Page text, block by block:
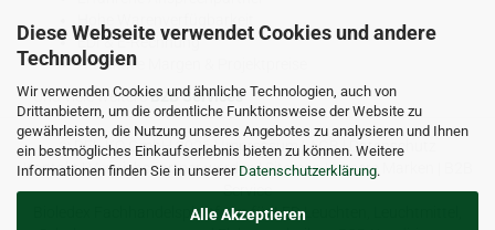
Diese Webseite verwendet Cookies und andere
Technologien
Wir verwenden Cookies und ähnliche Technologien, auch von
Drittanbietern, um die ordentliche Funktionsweise der Website zu
gewährleisten, die Nutzung unseres Angebotes zu analysieren und Ihnen
ein bestmögliches Einkaufserlebnis bieten zu können. Weitere
Informationen finden Sie in unserer Datenschutzerklärung.
Alle Akzeptieren
Hohe Warenverfügbarkeit
EDI & E-Rechnung
Attraktive Margen & Projektpreise
Und viele weitereB2B Services
© DEL-KO GmbH 2026 |Impressum|AGB| Datenschutz
Kontakt|Vertriebspartner werden|Sitemap|Unsere Marken
Service
Bioledex Fachhandelsplattform für LED Leuchten, Leuchtmittel,